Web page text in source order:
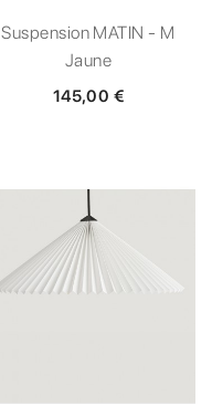
Suspension MATIN - M
Jaune
145,00 €